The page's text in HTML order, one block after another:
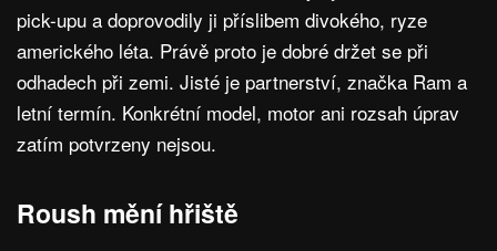
pick-upu a doprovodily ji příslibem divokého, ryze
amerického léta. Právě proto je dobré držet se při
odhadech při zemi. Jisté je partnerství, značka Ram a
letní termín. Konkrétní model, motor ani rozsah úprav
zatím potvrzeny nejsou.
Roush mění hřiště